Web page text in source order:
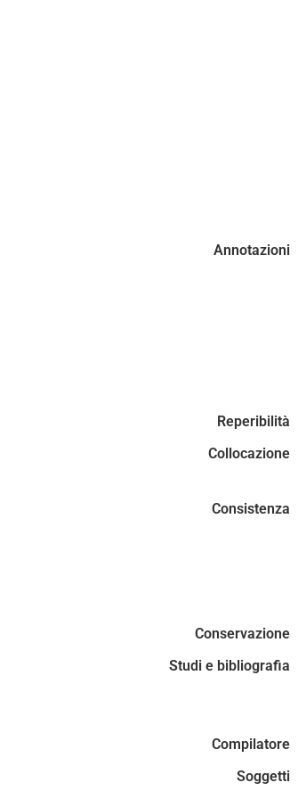
Annotazioni
Reperibilità
Collocazione
Consistenza
Conservazione
Studi e bibliografia
Compilatore
Soggetti